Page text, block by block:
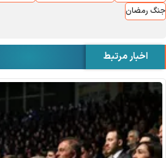
جنگ رمضان
اخبار مرتبط